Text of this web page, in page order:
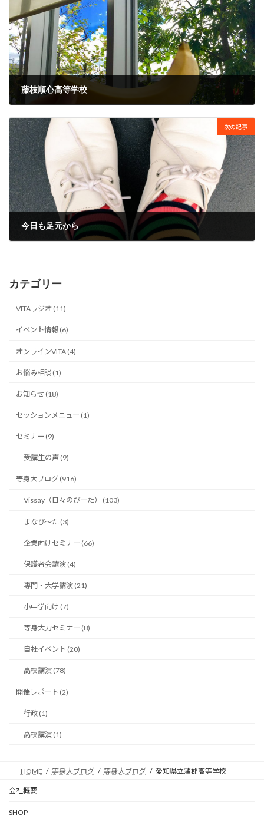
藤枝順心高等学校
次の記事
今日も足元から
カテゴリー
VITAラジオ (11)
イベント情報 (6)
オンラインVITA (4)
お悩み相談 (1)
お知らせ (18)
セッションメニュー (1)
セミナー (9)
受講生の声 (9)
等身大ブログ (916)
Vissay（日々のびーた） (103)
まなび〜た (3)
企業向けセミナー (66)
保護者会講演 (4)
専門・大学講演 (21)
小中学向け (7)
等身大力セミナー (8)
自社イベント (20)
高校講演 (78)
開催レポート (2)
行政 (1)
高校講演 (1)
HOME 等身大ブログ 等身大ブログ 愛知県立蒲郡高等学校
会社概要
SHOP